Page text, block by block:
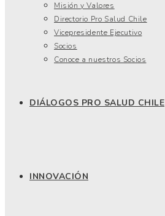
Misión y Valores
Directorio Pro Salud Chile
Vicepresidente Ejecutivo
Socios
Conoce a nuestros Socios
DIÁLOGOS PRO SALUD CHILE
INNOVACIÓN